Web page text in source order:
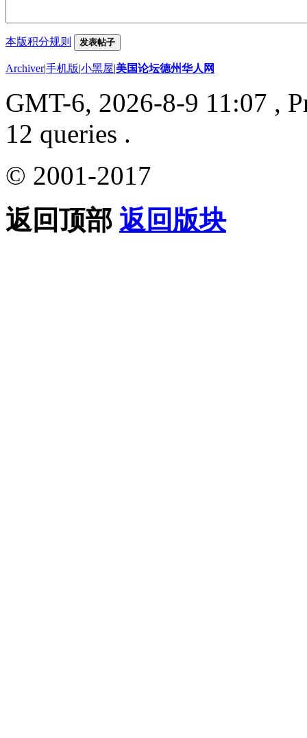
本版积分规则 发表帖子
Archiver|手机版|小黑屋|美国论坛德州华人网
GMT-6, 2026-8-9 11:07 ,
12 queries .
© 2001-2017
返回顶部 返回版块